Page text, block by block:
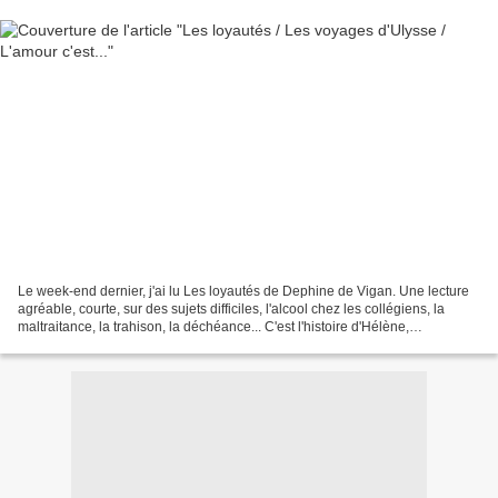
Le week-end dernier, j'ai lu Les loyautés de Dephine de Vigan. Une lecture
agréable, courte, sur des sujets difficiles, l'alcool chez les collégiens, la
maltraitance, la trahison, la déchéance... C'est l'histoire d'Hélène,